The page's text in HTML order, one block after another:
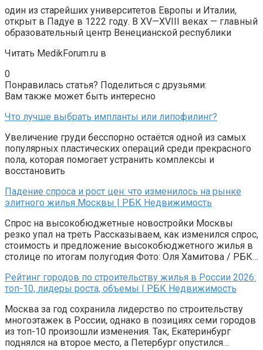
один из старейших университетов Европы и Италии,
открыт в Падуе в 1222 году. В XV—XVIII веках — главный
образовательный центр Венецианской республики
Читать MedikForum.ru в
0
Понравилась статья? Поделиться с друзьями:
Вам также может быть интересно
Что лучше выбрать импланты или липофилинг?
Увеличение груди бесспорно остаётся одной из самых
популярных пластических операций среди прекрасного
пола, которая помогает устранить комплексы и
восстановить
Падение спроса и рост цен: что изменилось на рынке
элитного жилья Москвы | РБК Недвижимость
Спрос на высокобюджетные новостройки Москвы
резко упал на треть Рассказываем, как изменился спрос,
стоимость и предложение высокобюджетного жилья в
столице по итогам полугодия Фото: Оля Хамитова / РБК…
Рейтинг городов по строительству жилья в России 2026:
топ-10, лидеры роста, объемы | РБК Недвижимость
Москва за год сохранила лидерство по строительству
многоэтажек в России, однако в позициях семи городов
из топ-10 произошли изменения. Так, Екатеринбург
поднялся на второе место, а Петербург опустился…